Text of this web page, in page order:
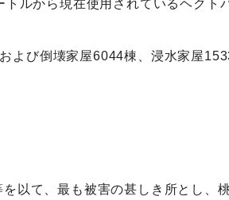
ルから現在使用されているヘクト
び倒壊家屋6044棟、浸水家屋
以て、最も被害の甚しき所とし、